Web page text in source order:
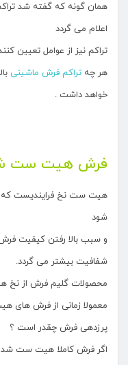
همان گونه که گفته شد
اعلام می گردد
تراکم نیز از عوامل تعیین
هر چه تراکم فرش ماشینی
خواهد داشت .
فرش هیت ست
هیت ست نخ فرایندیست که
شود
و سبب بالا رفتن کیفیت
شفافیت بیشتر می گردد.
محصولات گلیم فرش از
معمولا زمانی از فرش های
پرزدهی فرش چقدر است ؟
اگر فرش کاملا هیت ست